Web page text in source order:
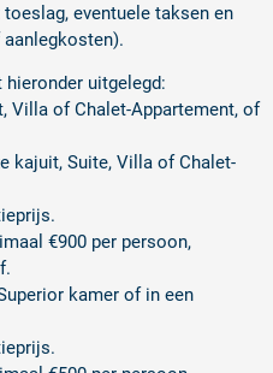
eventuele taksen en
uitgelegd:
Villa of Chalet-Appartement, of
kajuit, Suite, Villa of Chalet-
€900 per persoon,
kamer of in een